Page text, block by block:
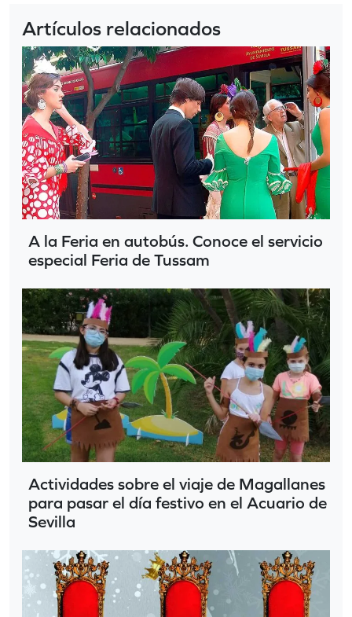
Artículos relacionados
A la Feria en autobús. Conoce el servicio
especial Feria de Tussam
Actividades sobre el viaje de Magallanes
para pasar el día festivo en el Acuario de
Sevilla